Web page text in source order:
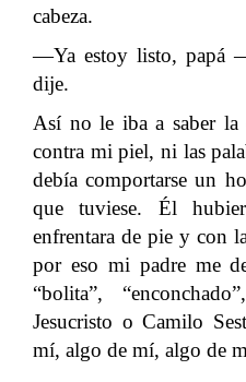
cabeza.
—Ya estoy listo, papá
dije.
Así no le iba a saber
contra mi piel, ni las
debía comportarse un
que tuviese. Él
enfrentara de pie y con
por eso mi padre me
“bolita”,
Jesucristo o Camilo
mí, algo de mí, algo de